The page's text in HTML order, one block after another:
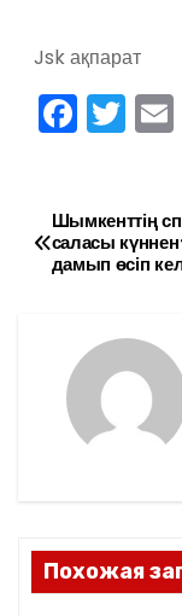
Jsk ақпарат
F
e
b
o
T
er l
Н
а
ц
и
Шымкенттің
саласы
дамып өсіп
Похожая